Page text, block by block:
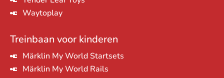
Waytoplay
Treinbaan voor kinderen
Märklin My World Startsets
Märklin My World Rails